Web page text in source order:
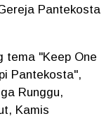
Pantekosta
tema "Keep One
Pantekosta",
Runggu,
Kamis